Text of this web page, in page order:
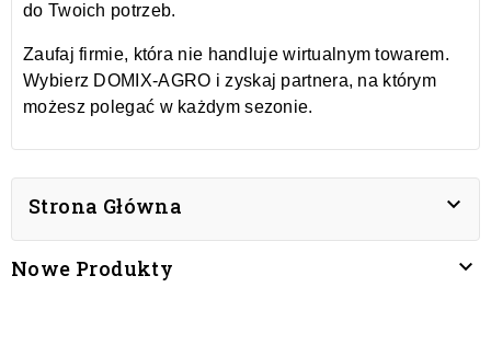
do Twoich potrzeb.
Zaufaj firmie, która nie handluje wirtualnym towarem.
Wybierz DOMIX-AGRO i zyskaj partnera, na którym
możesz polegać w każdym sezonie.
Strona Główna 
Nowe Produkty 